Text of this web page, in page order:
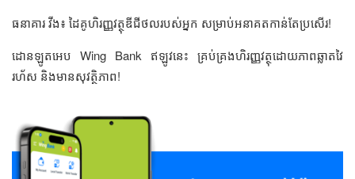
ធនាគារ វីង៖ ដៃគូហិរញ្ញវត្ថុឌីជីថលរបស់អ្នក សម្រាប់អនាគតកាន់តែប្រសើរ!
ដោនឡូតអេប Wing Bank ឥឡូវនេះ គ្រប់គ្រងហិរញ្ញវត្ថុដោយភាពឆ្លាតវៃ
រហ័ស និងមានសុវត្ថិភាព!